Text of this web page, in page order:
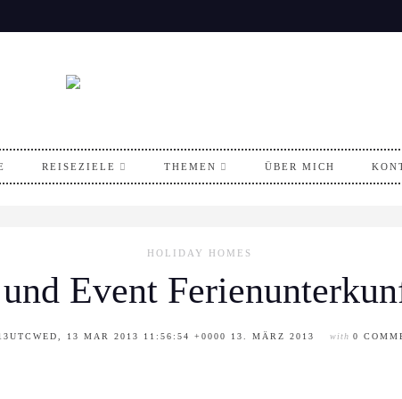
REISEZIELE THEMEN ÜBER MICH
HOLIDAY HOMES
Event
13 MAR 2013 11:56:54 +0000 13. MÄRZ 2013 with 0